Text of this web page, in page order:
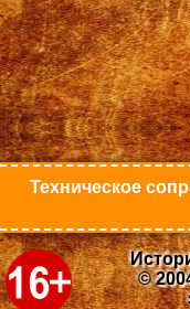
Техническое
©